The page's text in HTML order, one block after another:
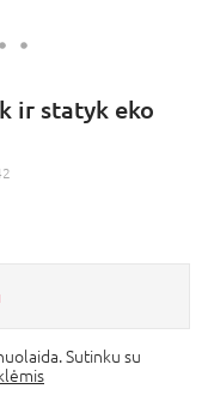
ir statyk eko
Sutinku su